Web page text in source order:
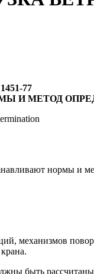
77
И МЕТОД
нормы и
механизмов
быть